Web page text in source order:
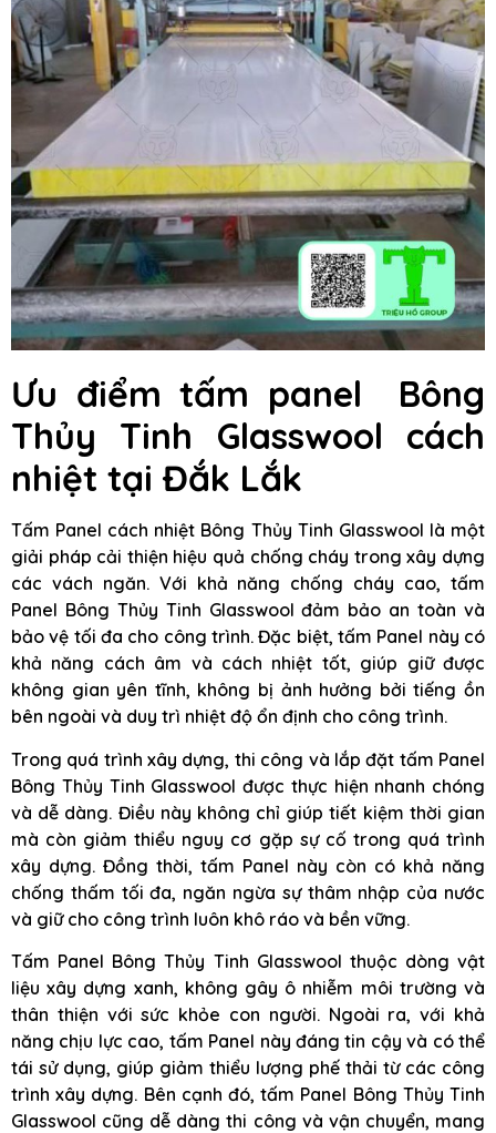
Ưu điểm tấm panel Bông
Thủy Tinh Glasswool cách
nhiệt tại Đắk Lắk
Tấm Panel cách nhiệt Bông Thủy Tinh Glasswool là một
giải pháp cải thiện hiệu quả chống cháy trong xây dựng
các vách ngăn. Với khả năng chống cháy cao, tấm
Panel Bông Thủy Tinh Glasswool đảm bảo an toàn và
bảo vệ tối đa cho công trình. Đặc biệt, tấm Panel này có
khả năng cách âm và cách nhiệt tốt, giúp giữ được
không gian yên tĩnh, không bị ảnh hưởng bởi tiếng ồn
bên ngoài và duy trì nhiệt độ ổn định cho công trình.
Trong quá trình xây dựng, thi công và lắp đặt tấm Panel
Bông Thủy Tinh Glasswool được thực hiện nhanh chóng
và dễ dàng. Điều này không chỉ giúp tiết kiệm thời gian
mà còn giảm thiểu nguy cơ gặp sự cố trong quá trình
xây dựng. Đồng thời, tấm Panel này còn có khả năng
chống thấm tối đa, ngăn ngừa sự thâm nhập của nước
và giữ cho công trình luôn khô ráo và bền vững.
Tấm Panel Bông Thủy Tinh Glasswool thuộc dòng vật
liệu xây dựng xanh, không gây ô nhiễm môi trường và
thân thiện với sức khỏe con người. Ngoài ra, với khả
năng chịu lực cao, tấm Panel này đáng tin cậy và có thể
tái sử dụng, giúp giảm thiểu lượng phế thải từ các công
trình xây dựng. Bên cạnh đó, tấm Panel Bông Thủy Tinh
Glasswool cũng dễ dàng thi công và vận chuyển, mang